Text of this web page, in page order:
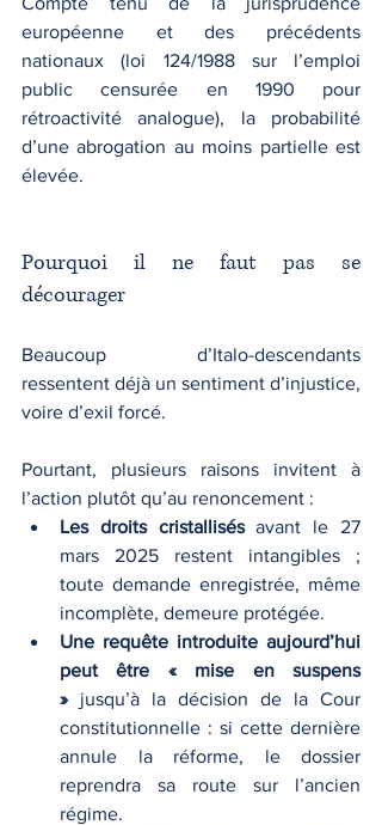
européenne et des précédents
nationaux (loi 124/1988 sur l’emploi
public censurée en 1990 pour
rétroactivité analogue), la probabilité
d’une abrogation au moins partielle est
élevée.
Pourquoi il ne faut pas se
décourager
Beaucoup d’Italo-descendants
ressentent déjà un sentiment d’injustice,
voire d’exil forcé.
Pourtant, plusieurs raisons invitent à
l’action plutôt qu’au renoncement :
Les droits cristallisés avant le 27
mars 2025 restent intangibles ;
toute demande enregistrée, même
incomplète, demeure protégée.
Une requête introduite aujourd’hui
peut être « mise en suspens
» jusqu’à la décision de la Cour
constitutionnelle : si cette dernière
annule la réforme, le dossier
reprendra sa route sur l’ancien
régime.